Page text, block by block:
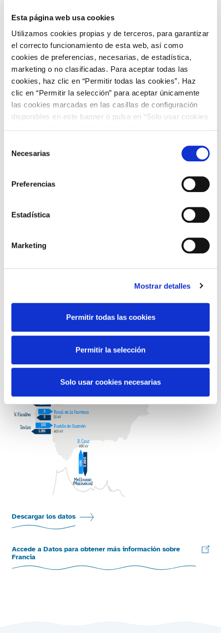
Esta página web usa cookies
Utilizamos cookies propias y de terceros, para garantizar
el correcto funcionamiento de esta web, así como
cookies de preferencias, necesarias, de estadística,
marketing o no clasificadas. Para aceptar todas las
cookies, haz clic en “Permitir todas las cookies”. Haz
clic en “Permitir la selección” para aceptar únicamente
las cookies marcadas en las casillas de configuración
disponibles en este banner o pulsa en “Solo usar cookies
Necesarias
Preferencias
Estadística
Marketing
Mostrar detalles
Permitir todas las cookies
Permitir la selección
Solo usar cookies necesarias
Andorra Francia
Marruecos
Portugal
Saldo
2020 2021 2022 2023 2024
-25.000
End of interactive chart.
Mapa de intercambios
internacionales físicos
Descargar los datos
Accede a Datos para obtener más información sobre
Francia